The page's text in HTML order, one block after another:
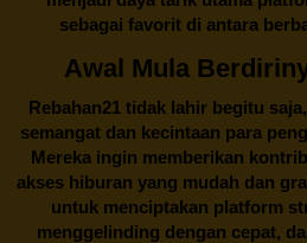
sebagai favorit di antara
Awal Mula
Rebahan21 tidak lahir begitu
semangat dan kecintaan para
Mereka ingin memberikan
akses hiburan yang mudah dan
untuk menciptakan platform
menggelinding dengan cepat,